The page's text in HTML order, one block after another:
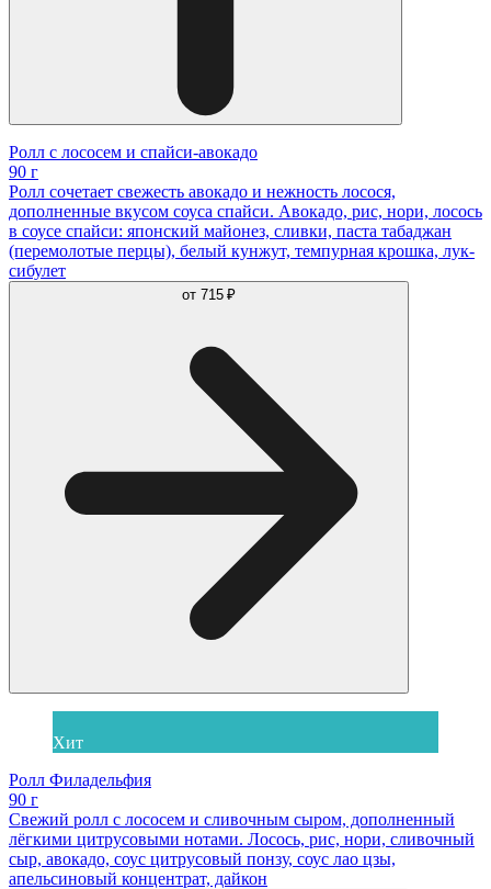
Ролл с лососем и спайси-авокадо
90 г
Ролл сочетает свежесть авокадо и нежность лосося,
дополненные вкусом соуса спайси. Авокадо, рис, нори, лосось
в соусе спайси: японский майонез, сливки, паста табаджан
(перемолотые перцы), белый кунжут, темпурная крошка, лук-
сибулет
от 715 ₽
Хит
Ролл Филадельфия
90 г
Свежий ролл с лососем и сливочным сыром, дополненный
лёгкими цитрусовыми нотами. Лосось, рис, нори, сливочный
сыр, авокадо, соус цитрусовый понзу, соус лао цзы,
апельсиновый концентрат, дайкон